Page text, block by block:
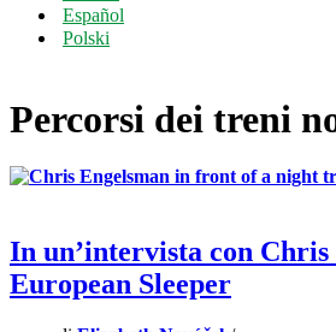
Español
Polski
Percorsi dei treni
In un’intervista con Chris
European Sleeper